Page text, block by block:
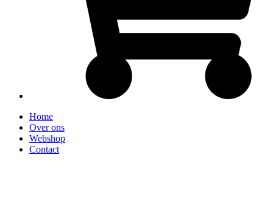
Home
Over ons
Webshop
Contact